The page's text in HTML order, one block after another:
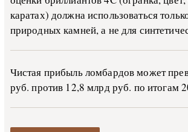
каратах) должна использоваться
природных камней, а не для
Чистая прибыль ломбардов может
руб. против 12,8 млрд руб. по итогам